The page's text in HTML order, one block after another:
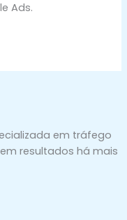
Ads.
em tráfego
resultados há mais